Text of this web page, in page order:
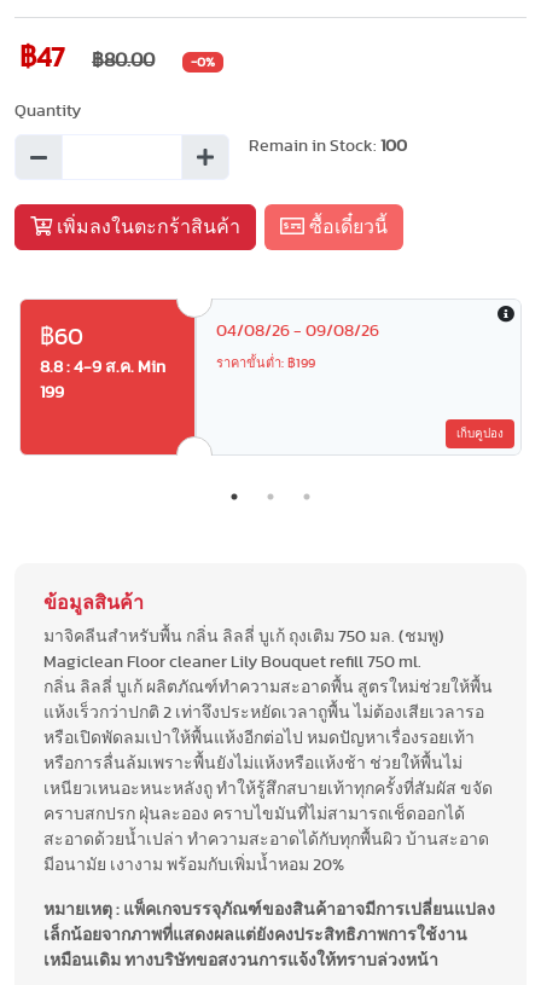
฿47 ฿80.00 -0%
Quantity
Remain in Stock: 100
เพิ่มลงในตะกร้าสินค้า ซื้อเดี๋ยวนี้
฿60
8.8 : 4-9 ส.ค. Min
199
04/08/26 - 09/08/26
ราคาขั้นต่ำ: ฿199
เก็บคูปอง
ข้อมูลสินค้า
มาจิคลีนสำหรับพื้น กลิ่น ลิลลี่ บูเก้ ถุงเติม 750 มล. (ชมพู)
Magiclean Floor cleaner Lily Bouquet refill 750 ml.
กลิ่น ลิลลี่ บูเก้ ผลิตภัณฑ์ทำความสะอาดพื้น สูตรใหม่ช่วยให้พื้น
แห้งเร็วกว่าปกติ 2 เท่าจึงประหยัดเวลาถูพื้น ไม่ต้องเสียเวลารอ
หรือเปิดพัดลมเป่าให้พื้นแห้งอีกต่อไป หมดปัญหาเรื่องรอยเท้า
หรือการลื่นล้มเพราะพื้นยังไม่แห้งหรือแห้งช้า ช่วยให้พื้นไม่
เหนียวเหนอะหนะหลังถู ทำให้รู้สึกสบายเท้าทุกครั้งที่สัมผัส ขจัด
คราบสกปรก ฝุ่นละออง คราบไขมันที่ไม่สามารถเช็ดออกได้
สะอาดด้วยน้ำเปล่า ทำความสะอาดได้กับทุกพื้นผิว บ้านสะอาด
มีอนามัย เงางาม พร้อมกับเพิ่มน้ำหอม 20%
หมายเหตุ : แพ็คเกจบรรจุภัณฑ์ของสินค้าอาจมีการเปลี่ยนแปลง
เล็กน้อยจากภาพที่แสดงผลแต่ยังคงประสิทธิภาพการใช้งาน
เหมือนเดิม ทางบริษัทขอสงวนการแจ้งให้ทราบล่วงหน้า